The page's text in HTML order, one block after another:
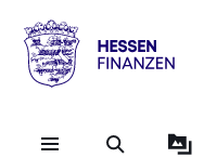
Hessen
Finanzen